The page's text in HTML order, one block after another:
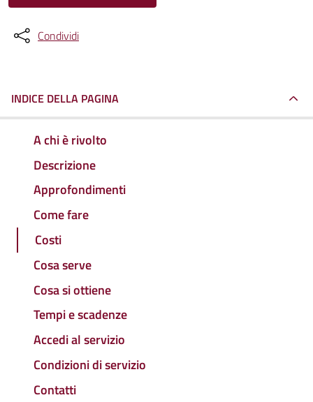
Condividi
INDICE DELLA PAGINA
A chi è rivolto
Descrizione
Approfondimenti
Come fare
Costi
Cosa serve
Cosa si ottiene
Tempi e scadenze
Accedi al servizio
Condizioni di servizio
Contatti